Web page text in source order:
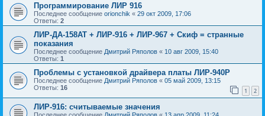
Программирование ЛИР 916
Последнее сообщение orionchik « 29 окт 2009, 17:06
Ответы: 2
ЛИР-ДА-158АТ + ЛИР-916 + ЛИР-967 + Скиф = странные
показания
Последнее сообщение Дмитрий Ряполов « 10 авг 2009, 15:40
Ответы: 1
Проблемы с установкой драйвера платы ЛИР-940Р
Последнее сообщение Дмитрий Ряполов « 05 май 2009, 13:15
Ответы: 16 1 2
ЛИР-916: считываемые значения